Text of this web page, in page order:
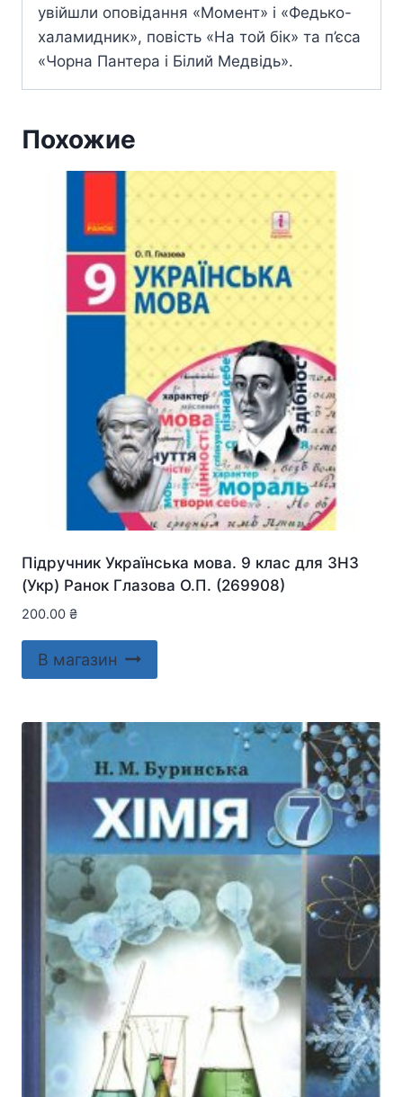
увійшли оповідання «Момент» і «Федько-
халамидник», повість «На той бік» та п’єса
«Чорна Пантера і Білий Медвідь».
Похожие
Підручник Українська мова. 9 клас для ЗНЗ
(Укр) Ранок Глазова О.П. (269908)
200.00 ₴
В магазин